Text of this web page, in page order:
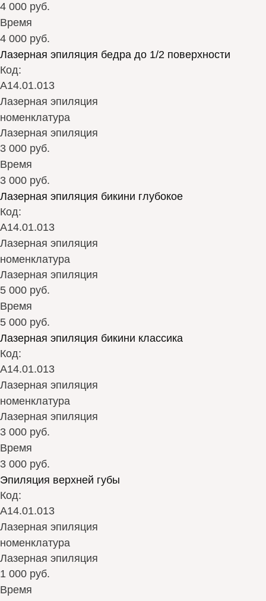
4 000 руб.
Время
4 000 руб.
Лазерная эпиляция бедра до 1/2 поверхности
Код:
А14.01.013
Лазерная эпиляция
номенклатура
Лазерная эпиляция
3 000 руб.
Время
3 000 руб.
Лазерная эпиляция бикини глубокое
Код:
А14.01.013
Лазерная эпиляция
номенклатура
Лазерная эпиляция
5 000 руб.
Время
5 000 руб.
Лазерная эпиляция бикини классика
Код:
А14.01.013
Лазерная эпиляция
номенклатура
Лазерная эпиляция
3 000 руб.
Время
3 000 руб.
Эпиляция верхней губы
Код:
А14.01.013
Лазерная эпиляция
номенклатура
Лазерная эпиляция
1 000 руб.
Время